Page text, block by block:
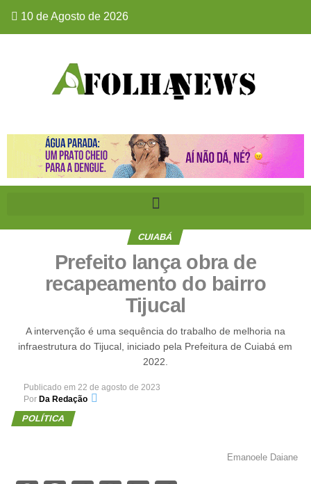
10 de Agosto de 2026
CUIABÁ
Prefeito lança obra de
recapeamento do bairro
Tijucal
A intervenção é uma sequência do trabalho de melhoria na
infraestrutura do Tijucal, iniciado pela Prefeitura de Cuiabá em
2022.
Publicado em 22 de agosto de 2023
Por Da Redação
POLÍTICA
Emanoele Daiane